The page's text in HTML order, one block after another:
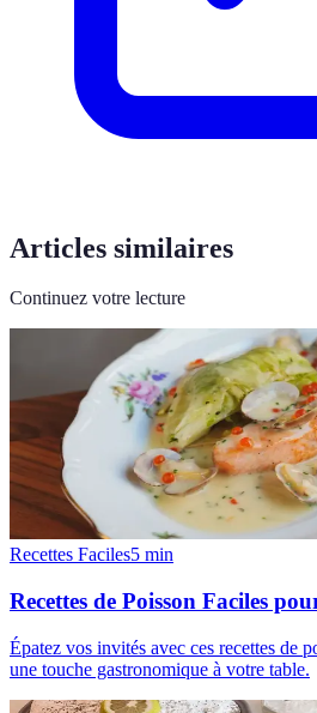
Articles similaires
Continuez votre lecture
Recettes Faciles5 min
Recettes de Poisson Faciles
Épatez vos invités avec ces recettes de
une touche gastronomique à votre table.